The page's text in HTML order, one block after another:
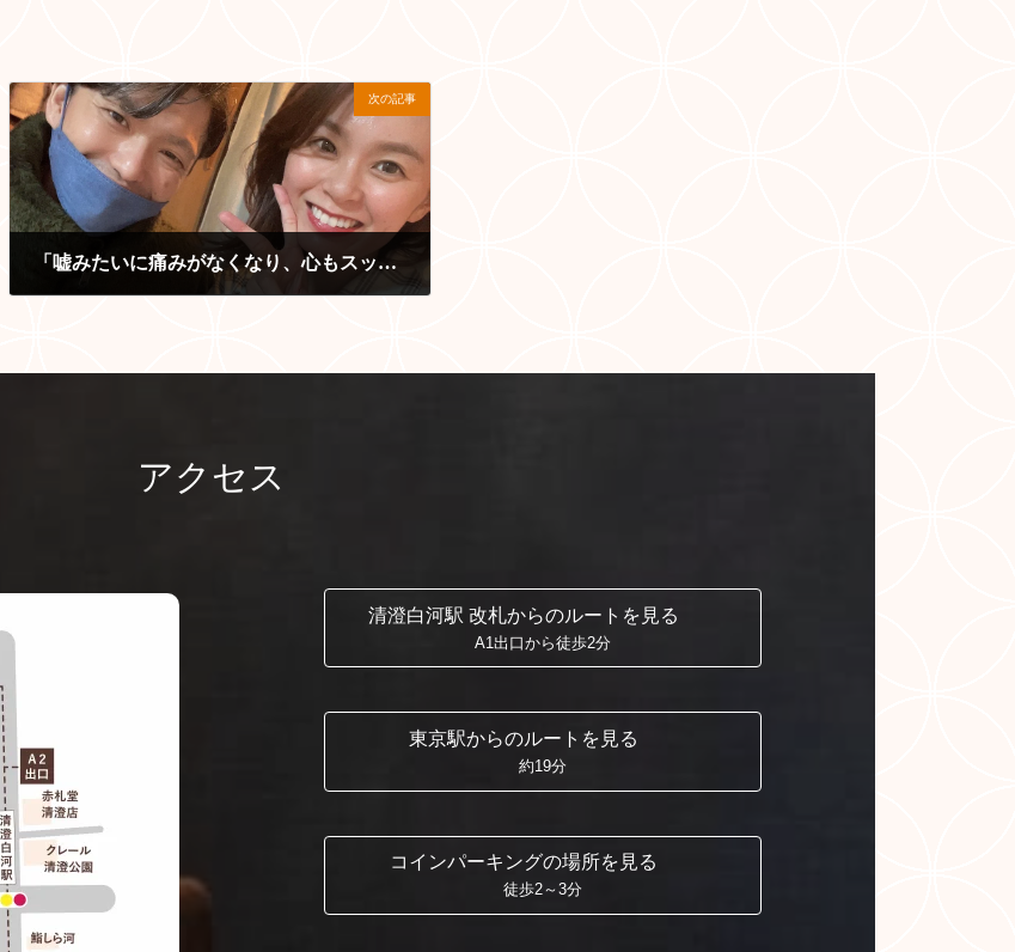
次の記事
「嘘みたいに痛みがなくなり、心もスッキリ」
アクセス
清澄白河駅 改札からのルートを見る
A1出口から徒歩2分
東京駅からのルートを見る
約19分
コインパーキングの場所を見る
徒歩2～3分